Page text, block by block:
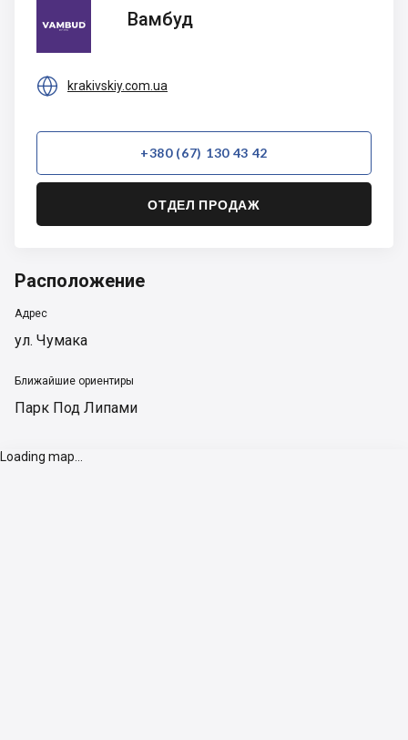
Вамбуд
 krakivskiy.com.ua
+380 (67) 130 43 42
ОТДЕЛ ПРОДАЖ
Расположение
Адрес
ул. Чумака
Ближайшие ориентиры
Парк Под Липами
Loading map...